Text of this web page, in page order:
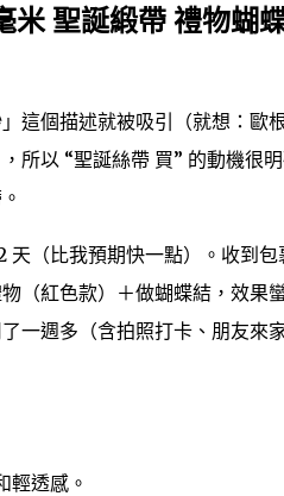
米 聖誕緞帶 禮物蝴
這個描述就被吸引（就想：歐
所以 “聖誕絲帶 買” 的動機很
天（比我預期快一點）。收到
（紅色款）＋做蝴蝶結，效果
一週多（含拍照打卡、朋友來
輕透感。